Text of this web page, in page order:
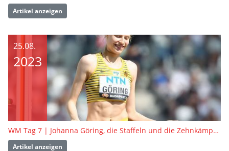
Artikel anzeigen
25.08.
2023
WM Tag 7 | Johanna Göring, die Staffeln und die Zehnkämpfer
Artikel anzeigen